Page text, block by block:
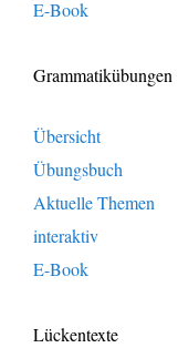
E-Book
Grammatikübungen
Übersicht
Übungsbuch
Aktuelle Themen
interaktiv
E-Book
Lückentexte